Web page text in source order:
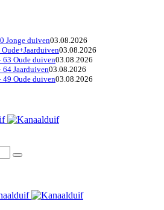
Jonge duiven03.08.2026
03.08.2026
63 Oude duiven03.08.2026
64 Jaarduiven03.08.2026
49 Oude duiven03.08.2026